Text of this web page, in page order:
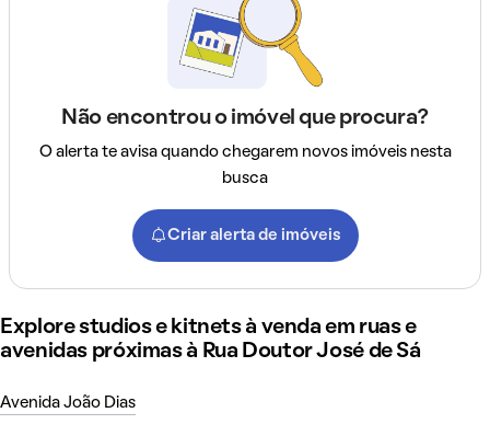
Não encontrou o imóvel que procura?
O alerta te avisa quando chegarem novos imóveis nesta
busca
Criar alerta de imóveis
Explore studios e kitnets à venda em ruas e
avenidas próximas à Rua Doutor José de Sá
Avenida João Dias